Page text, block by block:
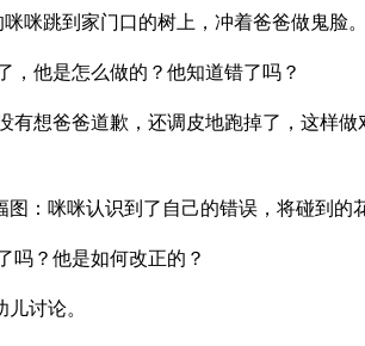
咪跳到家门口的树上，冲着爸爸做鬼脸。
，他是怎么做的？他知道错了吗？
有想爸爸道歉，还调皮地跑掉了，这样
图：咪咪认识到了自己的错误，将碰到的
吗？他是如何改正的？
讨论。